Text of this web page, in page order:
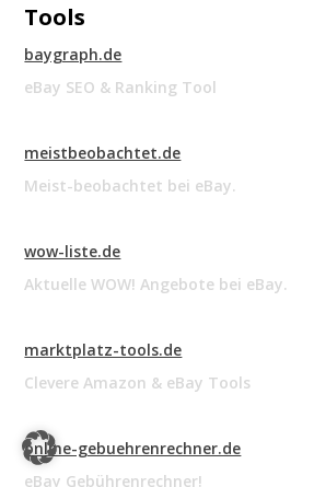
Tools
baygraph.de
eBay SEO & Ranking Tool
meistbeobachtet.de
Meist-beobachtet bei eBay.
wow-liste.de
Aktuelle WOW! Angebote bei eBay.
marktplatz-tools.de
Clevere Amazon & eBay Tools
online-gebuehrenrechner.de
eBay Gebührenrechner!